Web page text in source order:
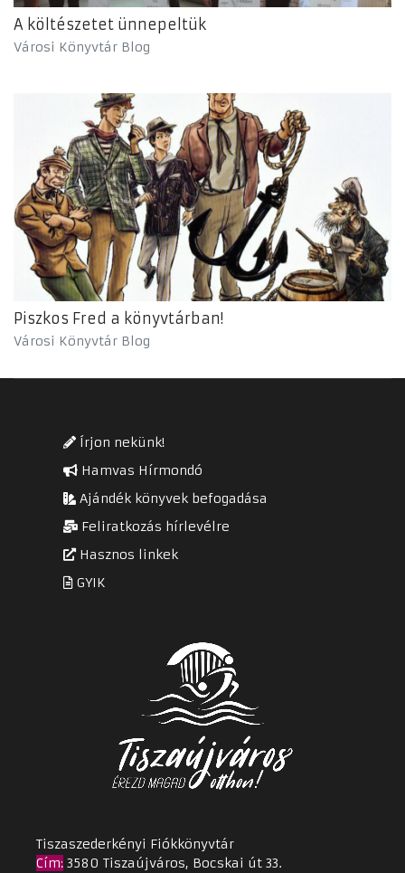
A költészetet ünnepeltük
Városi Könyvtár Blog
Piszkos Fred a könyvtárban!
Városi Könyvtár Blog
Írjon nekünk!
Hamvas Hírmondó
Ajándék könyvek befogadása
Feliratkozás hírlevélre
Hasznos linkek
GYIK
Tiszaszederkényi Fiókkönyvtár
Cím: 3580 Tiszaújváros, Bocskai út 33.